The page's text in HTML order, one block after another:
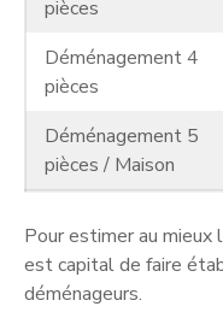
pièces
Déménagement 4
pièces
Déménagement 5
pièces / Maison
Pour estimer au mieux
est capital de faire
déménageurs.